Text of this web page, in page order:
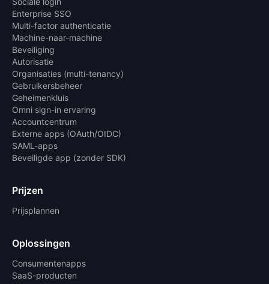
Enterprise SSO
Multi-factor authenticatie
Machine-naar-machine
Beveiliging
Autorisatie
Organisaties (multi-tenancy)
Gebruikersbeheer
Geheimenkluis
Omni sign-in ervaring
Accountcentrum
Externe apps (OAuth/OIDC)
SAML-apps
Beveiligde app (zonder SDK)
Prijzen
Prijsplannen
Oplossingen
Consumentenapps
SaaS-producten